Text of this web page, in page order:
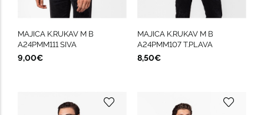
MAJICA K.RUKAV M B
A24PMM111 SIVA
9,00€
MAJICA K.RUKAV M B
A24PMM107 T.PLAVA
8,50€